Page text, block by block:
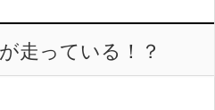
走っている！？